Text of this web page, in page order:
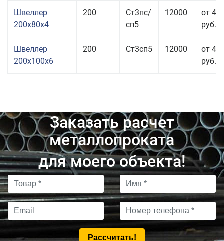
Швеллер
200x80x4
200
Ст3пс/
сп5
12000
от 44
руб.
Швеллер
200x100x6
200 Ст3сп5 12000
от 47
руб.
Заказать расчет
металлопроката
для моего объекта!